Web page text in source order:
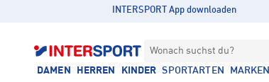
INTERSPORT App downloaden
Wonach suchst du?
DAMEN HERREN KINDER SPORTARTEN MARKEN